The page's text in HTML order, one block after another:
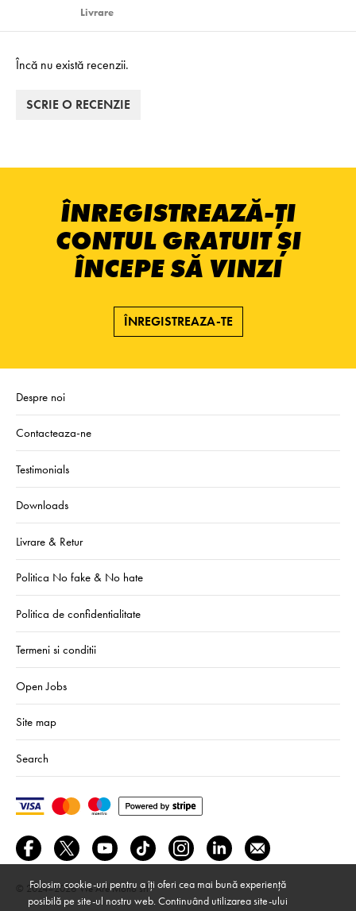
Livrare
Încă nu există recenzii.
SCRIE O RECENZIE
ÎNREGISTREAZĂ-ȚI
CONTUL GRATUIT ȘI
ÎNCEPE SĂ VINZI
ÎNREGISTREAZA-TE
Despre noi
Contacteaza-ne
Testimonials
Downloads
Livrare & Retur
Politica No fake & No hate
Politica de confidentialitate
Termeni si conditii
Open Jobs
Site map
Search
© 2024–2026 We Are Mono srl
Folosim cookie-uri pentru a îți oferi cea mai bună experiență
posibilă pe site-ul nostru web. Continuând utilizarea site-ului